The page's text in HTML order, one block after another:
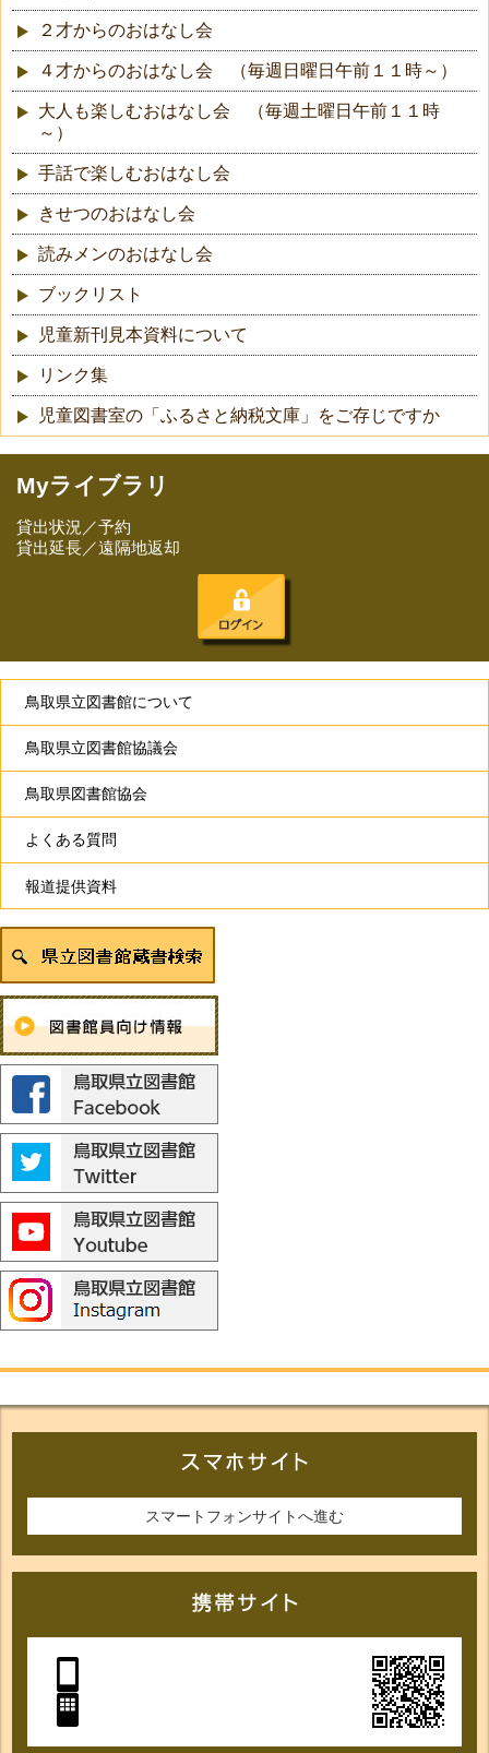
２才からのおはなし会
４才からのおはなし会 （毎週日曜日午前１１時～）
大人も楽しむおはなし会 （毎週土曜日午前１１時
～）
手話で楽しむおはなし会
きせつのおはなし会
読みメンのおはなし会
ブックリスト
児童新刊見本資料について
リンク集
児童図書室の「ふるさと納税文庫」をご存じですか
Myライブラリ
貸出状況／予約
貸出延長／遠隔地返却
鳥取県立図書館について
鳥取県立図書館協議会
鳥取県図書館協会
よくある質問
報道提供資料
スマートフォンサイトへ進む